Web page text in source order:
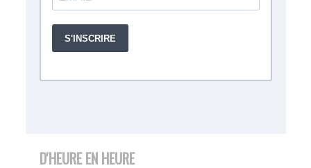
D'HEURE EN HEURE